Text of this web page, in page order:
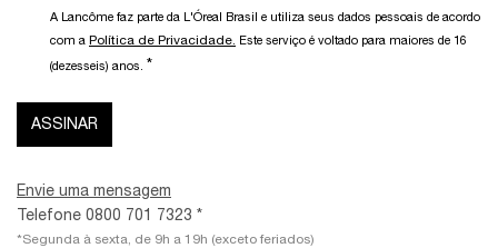
A Lancôme faz parte da L'Óreal Brasil e utiliza seus dados pessoais de acordo
com a Política de Privacidade. Este serviço é voltado para maiores de 16
(dezesseis) anos. *
ASSINAR
Envie uma mensagem
Telefone 0800 701 7323 *
*Segunda à sexta, de 9h a 19h (exceto feriados)